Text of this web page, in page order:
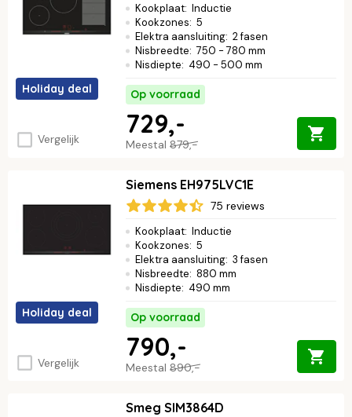
Holiday deal
Vergelijk
Kookplaat: Inductie
Kookzones: 5
Elektra aansluiting: 2 fasen
Nisbreedte: 750 - 780 mm
Nisdiepte: 490 - 500 mm
Op voorraad
Meestal 879,-
729,-
Holiday deal
Vergelijk
Siemens EH975LVC1E
75 reviews
Kookplaat: Inductie
Kookzones: 5
Elektra aansluiting: 3 fasen
Nisbreedte: 880 mm
Nisdiepte: 490 mm
Op voorraad
Meestal 890,-
790,-
Smeg SIM3864D